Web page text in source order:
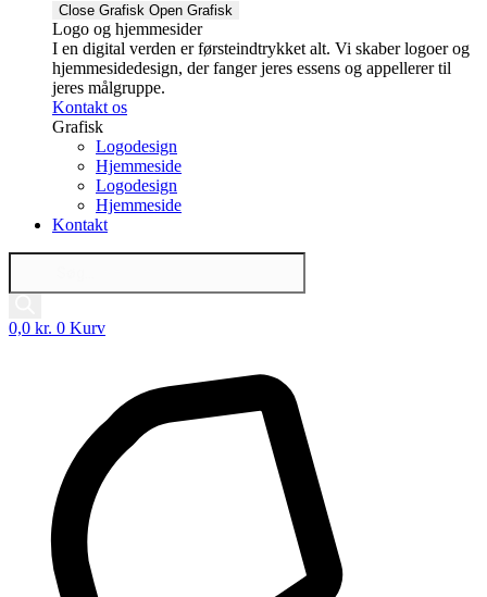
Close Grafisk Open Grafisk
Logo og hjemmesider
I en digital verden er førsteindtrykket alt. Vi skaber logoer og
hjemmesidedesign, der fanger jeres essens og appellerer til
jeres målgruppe.
Kontakt os
Grafisk
Logodesign
Hjemmeside
Logodesign
Hjemmeside
Kontakt
Products
0,0 kr. 0 Kurv